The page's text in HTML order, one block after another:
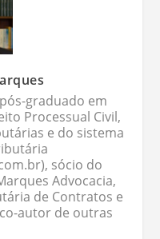
graduado em
Processual Civil,
e do sistema
sócio do
Advocacia,
de Contratos e
autor de outras